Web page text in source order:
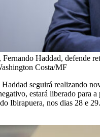
Haddad, defende
Costa/MF
seguirá realizando
estará liberado para a
Ibirapuera, nos dias 28 e 29.